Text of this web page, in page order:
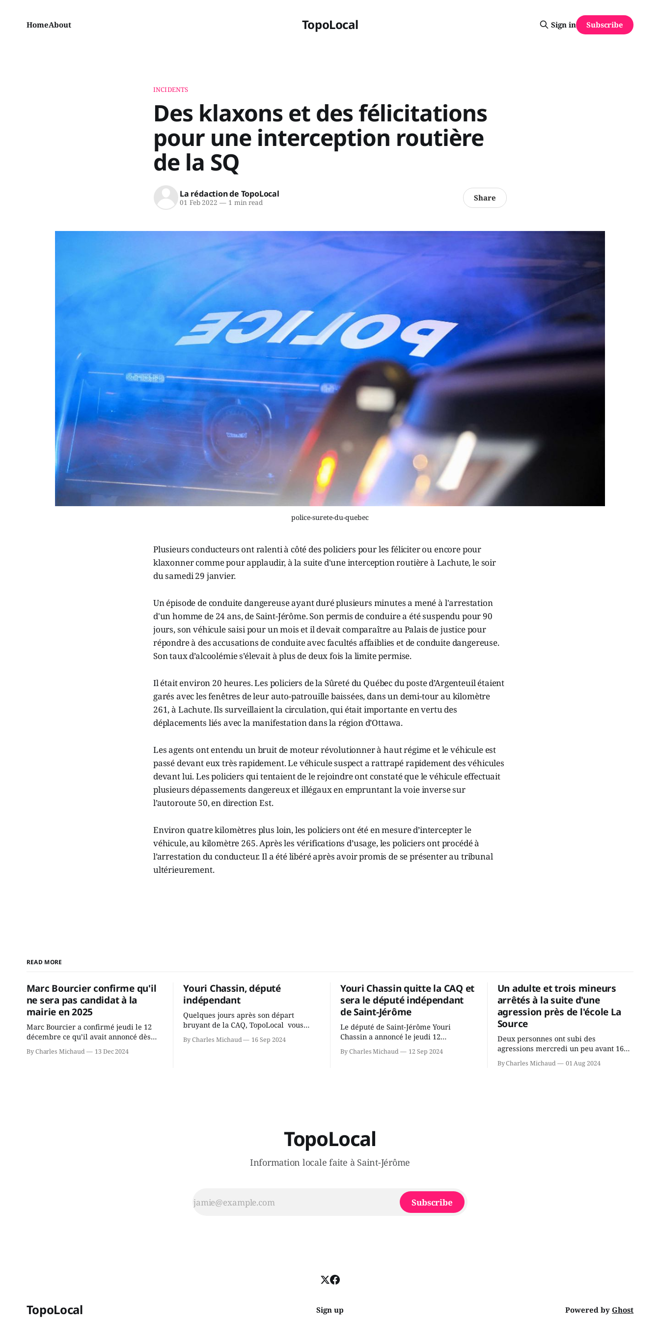
TopoLocal
HomeAbout Sign in Subscribe
INCIDENTS
Des klaxons et des félicitations
pour une interception routière
de la SQ
La rédaction de TopoLocal
01 Feb 2022 —1 min read Share
police-surete-du-quebec
Plusieurs conducteurs ont ralenti à côté des policiers pour les féliciter ou encore pour
klaxonner comme pour applaudir, à la suite d'une interception routière à Lachute, le soir
du samedi 29 janvier.
Un épisode de conduite dangereuse ayant duré plusieurs minutes a mené à l'arrestation
d'un homme de 24 ans, de Saint-Jérôme. Son permis de conduire a été suspendu pour 90
jours, son véhicule saisi pour un mois et il devait comparaître au Palais de justice pour
répondre à des accusations de conduite avec facultés affaiblies et de conduite dangereuse.
Son taux d’alcoolémie s’élevait à plus de deux fois la limite permise.
Il était environ 20 heures. Les policiers de la Sûreté du Québec du poste d’Argenteuil étaient
garés avec les fenêtres de leur auto-patrouille baissées, dans un demi-tour au kilomètre
261, à Lachute. Ils surveillaient la circulation, qui était importante en vertu des
déplacements liés avec la manifestation dans la région d’Ottawa.
Les agents ont entendu un bruit de moteur révolutionner à haut régime et le véhicule est
passé devant eux très rapidement. Le véhicule suspect a rattrapé rapidement des véhicules
devant lui. Les policiers qui tentaient de le rejoindre ont constaté que le véhicule effectuait
plusieurs dépassements dangereux et illégaux en empruntant la voie inverse sur
l’autoroute 50, en direction Est.
Environ quatre kilomètres plus loin, les policiers ont été en mesure d’intercepter le
véhicule, au kilomètre 265. Après les vérifications d’usage, les policiers ont procédé à
l’arrestation du conducteur. Il a été libéré après avoir promis de se présenter au tribunal
ultérieurement.
READ MORE
Marc Bourcier confirme qu'il
ne sera pas candidat à la
mairie en 2025
Marc Bourcier a confirmé jeudi le 12
décembre ce qu’il avait annoncé dès
2021: il ne sollicitera pas de deuxième
mandat à titre de maire de Saint-
By Charles Michaud 13 Dec 2024
Youri Chassin, député
indépendant
Quelques jours après son départ
bruyant de la CAQ, TopoLocal vous
présente une conversation avec Youri
Chassin. Nous avons causé de sa
By Charles Michaud 16 Sep 2024
Youri Chassin quitte la CAQ et
sera le député indépendant
de Saint-Jérôme
Le député de Saint-Jérôme Youri
Chassin a annoncé le jeudi 12
septembre qu'il quitte le caucus de la
Coalition Avenir Québec de François
By Charles Michaud 12 Sep 2024
Un adulte et trois mineurs
arrêtés à la suite d'une
agression près de l'école La
Source
Deux personnes ont subi des
agressions mercredi un peu avant 16h
à proximité de l'école primaire La
Source dans le secteur Bellefeuille de
By Charles Michaud 01 Aug 2024
TopoLocal
Information locale faite à Saint-Jérôme
Subscribe
TopoLocal Sign up Powered byGhost